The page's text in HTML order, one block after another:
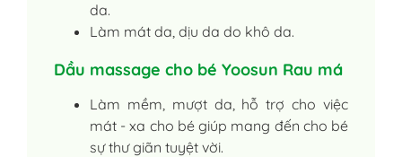
da.
Làm mát da, dịu da do khô da.
Dầu massage cho bé Yoosun Rau má
Làm mềm, mượt da, hỗ trợ cho việc
mát - xa cho bé giúp mang đến cho bé
sự thư giãn tuyệt vời.